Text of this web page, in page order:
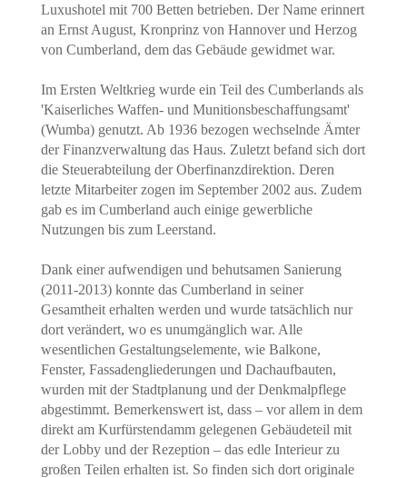
Luxushotel mit 700 Betten betrieben. Der Name erinnert
an Ernst August, Kronprinz von Hannover und Herzog
von Cumberland, dem das Gebäude gewidmet war.
Im Ersten Weltkrieg wurde ein Teil des Cumberlands als
'Kaiserliches Waffen- und Munitionsbeschaffungsamt'
(Wumba) genutzt. Ab 1936 bezogen wechselnde Ämter
der Finanzverwaltung das Haus. Zuletzt befand sich dort
die Steuerabteilung der Oberfinanzdirektion. Deren
letzte Mitarbeiter zogen im September 2002 aus. Zudem
gab es im Cumberland auch einige gewerbliche
Nutzungen bis zum Leerstand.
Dank einer aufwendigen und behutsamen Sanierung
(2011-2013) konnte das Cumberland in seiner
Gesamtheit erhalten werden und wurde tatsächlich nur
dort verändert, wo es unumgänglich war. Alle
wesentlichen Gestaltungselemente, wie Balkone,
Fenster, Fassadengliederungen und Dachaufbauten,
wurden mit der Stadtplanung und der Denkmalpflege
abgestimmt. Bemerkenswert ist, dass – vor allem in dem
direkt am Kurfürstendamm gelegenen Gebäudeteil mit
der Lobby und der Rezeption – das edle Interieur zu
großen Teilen erhalten ist. So finden sich dort originale